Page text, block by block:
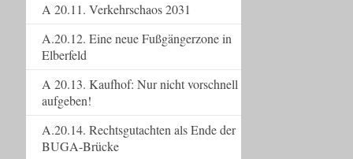
A 20.11. Verkehrschaos 2031
A.20.12. Eine neue Fußgängerzone in
Elberfeld
A 20.13. Kaufhof: Nur nicht vorschnell
aufgeben!
A.20.14. Rechtsgutachten als Ende der
BUGA-Brücke